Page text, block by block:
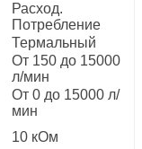
Расход.
Потребление
Термальный
От 150 до 15000
л/мин
От 0 до 15000 л/
мин
10 кОм